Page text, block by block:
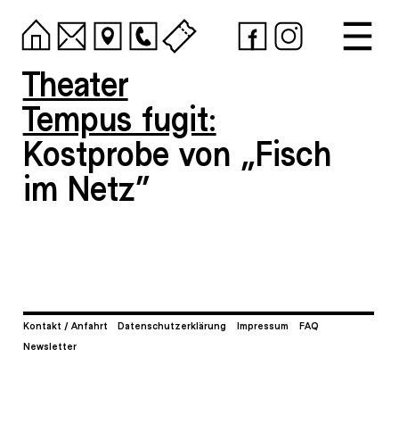
Theater
Tempus fugit:
Kostprobe von „Fisch
im Netz“
Kontakt / Anfahrt Datenschutzerklärung Impressum
FAQ
Newsletter